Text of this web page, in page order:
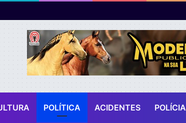
POLÍTICA ACIDENTES POLÍCIA